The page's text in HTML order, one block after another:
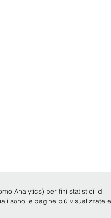
Analytics) per fini statistici, di
sono le pagine più visualizzate e